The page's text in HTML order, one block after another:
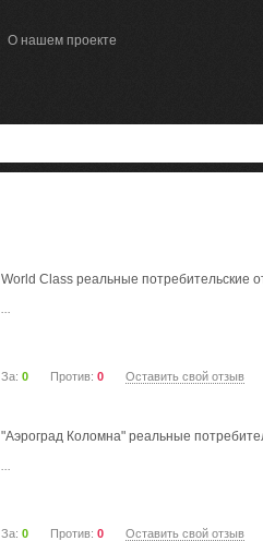
О нашем проекте
World Class реальные потребительские
...
За: 0 Против: 0 Оставить свой отзыв
"Аэроград Коломна" реальные
...
За: 0 Против: 0 Оставить свой отзыв